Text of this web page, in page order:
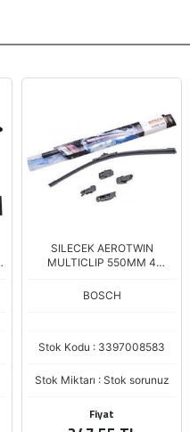
SILECEK AEROTWIN
MULTICLIP 550MM 4
BOSCH
Stok Kodu : 3397008583
Stok Miktarı : Stok sorunuz
Fiyat